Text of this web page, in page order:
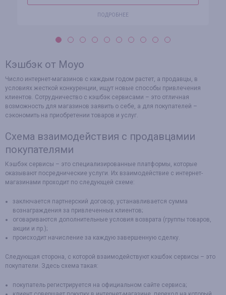
ПОДРОБНЕЕ
Кэшбэк от Moyo
Число интернет-магазинов с каждым годом растет, а продавцы, в
условиях жесткой конкуренции, ищут новые способы привлечения
клиентов. Сотрудничество с кэшбэк сервисами – это отличная
возможность для магазинов заявить о себе, а для покупателей –
сэкономить на приобретении товаров и услуг.
Схема взаимодействия с продавцамии
покупателями
Кэшбэк сервисы – это специализированные платформы, которые
оказывают посреднические услуги. Их взаимодействие с интернет-
магазинами проходит по следующей схеме:
заключается партнерский договор, устанавливается сумма
вознаграждения за привлеченных клиентов;
оговариваются дополнительные условия возврата (группы товаров,
акции и пр.);
происходит начисление за каждую завершенную сделку.
Следующая сторона, с которой взаимодействуют кэшбэк сервисы – это
покупатели. Здесь схема такая:
покупатель регистрируется на официальном сайте сервиса;